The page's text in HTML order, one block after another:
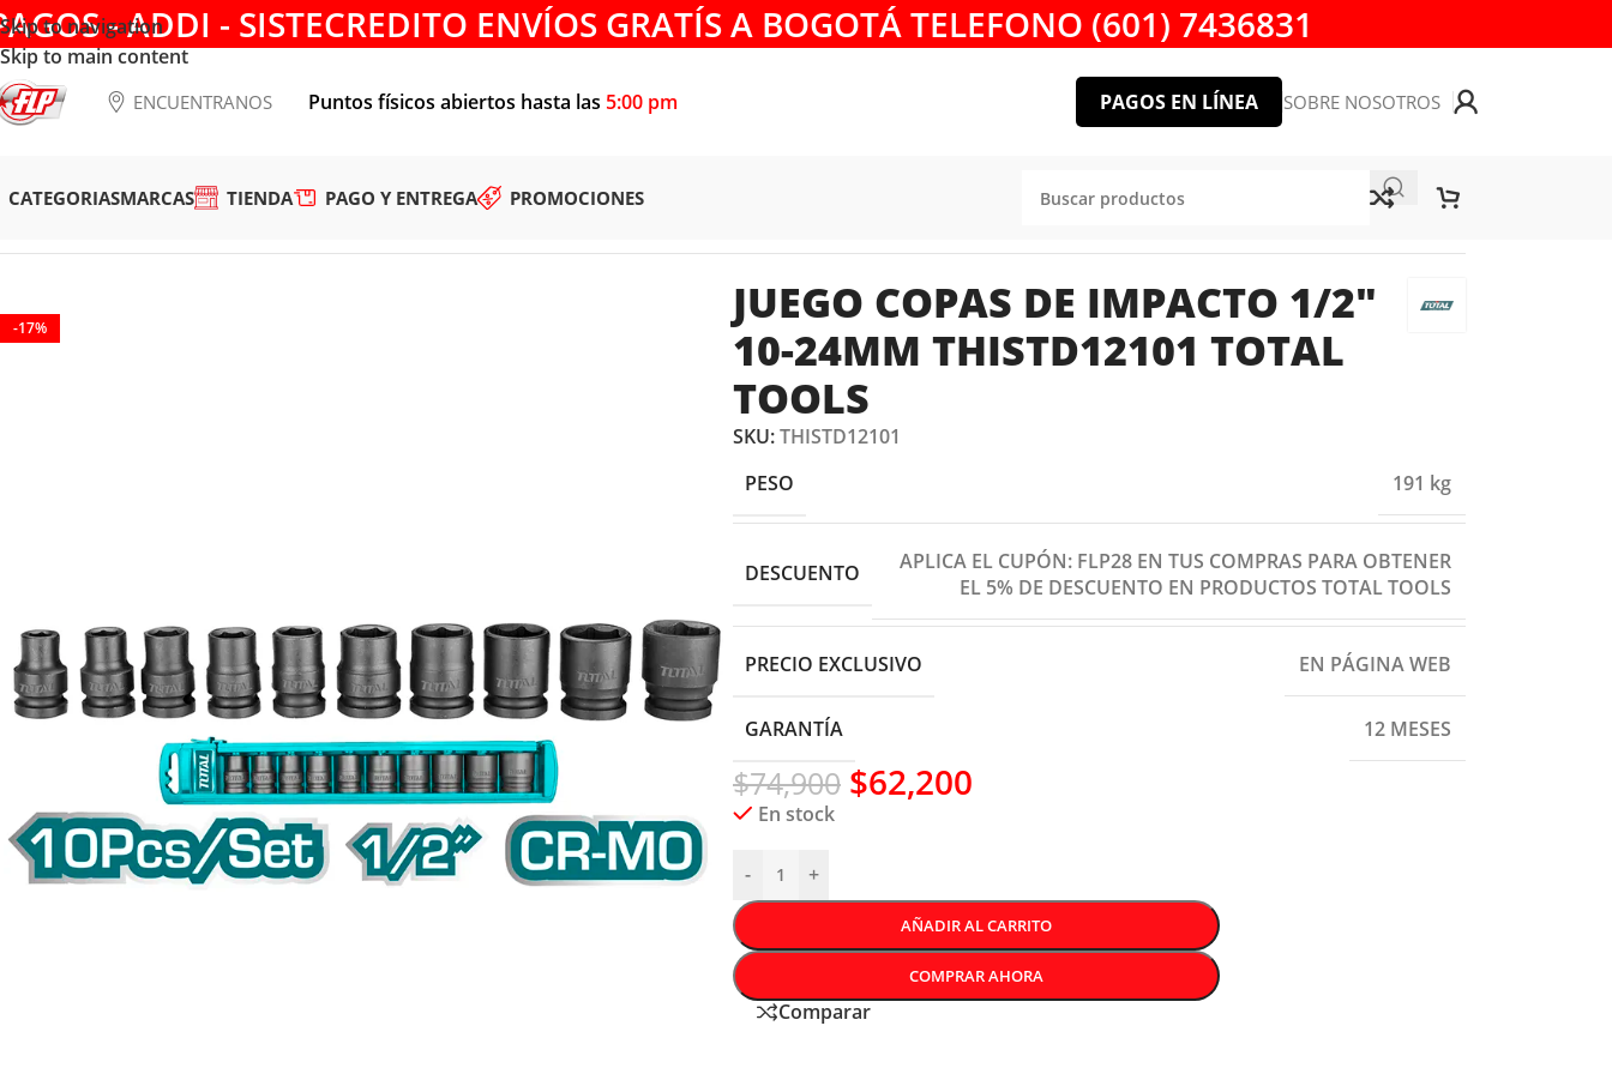
Skip to navigation
Skip to main content
- ADDI - SISTECREDITO ENVÍOS GRATÍS A BOGOTÁ TELEFONO (601) 7436831
ENCUENTRANOS Puntos físicos abiertos hasta las 5:00 pm PAGOS EN LÍNEA SOBRE NOSOTROS
CATEGORIASMARCAS TIENDA PAGO Y ENTREGA PROMOCIONES
-17%
JUEGO COPAS DE IMPACTO 1/2″
10-24MM THISTD12101 TOTAL
TOOLS
SKU:THISTD12101
PESO
191 kg
DESCUENTO
APLICA EL CUPÓN: FLP28 EN TUS COMPRAS PARA OBTENER
EL 5% DE DESCUENTO EN PRODUCTOS TOTAL TOOLS
PRECIO EXCLUSIVO EN PÁGINA WEB
GARANTÍA 12 MESES
$74,900 $62,200
En stock
- +
AÑADIR AL CARRITO
COMPRAR AHORA
Comparar